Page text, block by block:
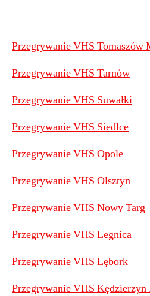
Przegrywanie VHS Tomaszów
Przegrywanie VHS Tarnów
Przegrywanie VHS Suwałki
Przegrywanie VHS Siedlce
Przegrywanie VHS Opole
Przegrywanie VHS Olsztyn
Przegrywanie VHS Nowy Targ
Przegrywanie VHS Legnica
Przegrywanie VHS Lębork
Przegrywanie VHS Kędzierzyn